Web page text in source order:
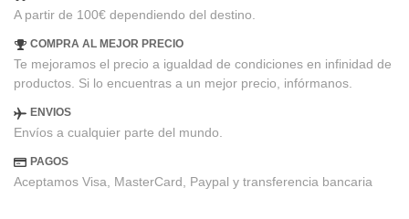
A partir de 100€ dependiendo del destino.
COMPRA AL MEJOR PRECIO
Te mejoramos el precio a igualdad de condiciones en infinidad de
productos. Si lo encuentras a un mejor precio, infórmanos.
ENVIOS
Envíos a cualquier parte del mundo.
PAGOS
Aceptamos Visa, MasterCard, Paypal y transferencia bancaria